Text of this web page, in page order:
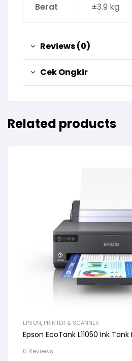
Berat ±3.9 kg
Reviews (0)
Cek Ongkir
Related products
EPSON, PRINTER & SCANNER
Epson EcoTank L11050 Ink
0 Reviews